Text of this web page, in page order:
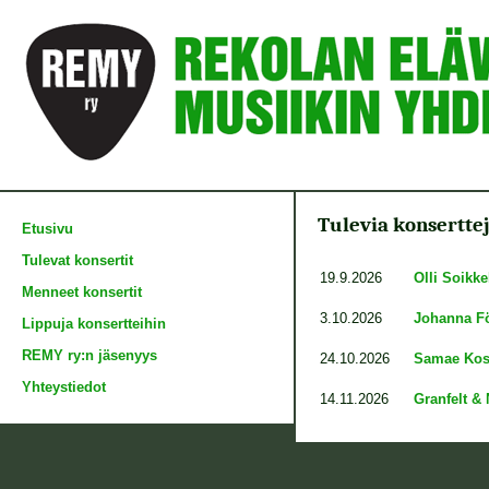
Etusivu
Tulevat konsertit
Menneet konsertit
Lippuja konsertteihin
REMY ry:n jäsenyys
Yhteystiedot
Tulevia
19.9.2026 Olli
3.10.2026 Johanna
24.10.2026 Samae
14.11.2026 Granfelt &